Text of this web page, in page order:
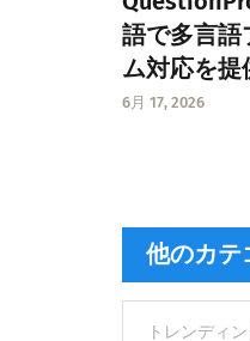
語で多言語
ム対応を提
6月 17, 2026
他のカテ